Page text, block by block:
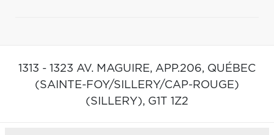
1313 - 1323 AV. MAGUIRE, APP.206, QUÉBEC
(SAINTE-FOY/SILLERY/CAP-ROUGE)
(SILLERY), G1T 1Z2